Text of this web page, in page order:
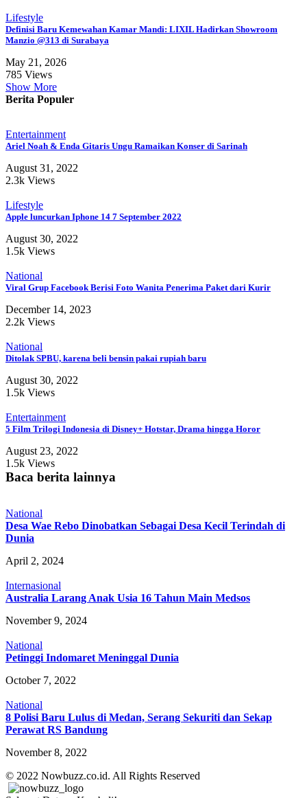
Lifestyle
Definisi Baru Kemewahan Kamar Mandi: LIXIL Hadirkan Showroom
Manzio @313 di Surabaya
May 21, 2026
785 Views
Show More
Berita Populer
Entertainment
Ariel Noah & Enda Gitaris Ungu Ramaikan Konser di Sarinah
August 31, 2022
2.3k Views
Lifestyle
Apple luncurkan Iphone 14 7 September 2022
August 30, 2022
1.5k Views
National
Viral Grup Facebook Berisi Foto Wanita Penerima Paket dari Kurir
December 14, 2023
2.2k Views
National
Ditolak SPBU, karena beli bensin pakai rupiah baru
August 30, 2022
1.5k Views
Entertainment
5 Film Trilogi Indonesia di Disney+ Hotstar, Drama hingga Horor
August 23, 2022
1.5k Views
Baca berita lainnya
National
Desa Wae Rebo Dinobatkan Sebagai Desa Kecil Terindah di
Dunia
April 2, 2024
Internasional
Australia Larang Anak Usia 16 Tahun Main Medsos
November 9, 2024
National
Petinggi Indomaret Meninggal Dunia
October 7, 2022
National
8 Polisi Baru Lulus di Medan, Serang Sekuriti dan Sekap
Perawat RS Bandung
November 8, 2022
© 2022 Nowbuzz.co.id. All Rights Reserved